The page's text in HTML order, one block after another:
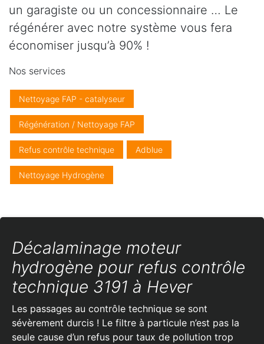
un garagiste ou un concessionnaire … Le
régénérer avec notre système vous fera
économiser jusqu’à 90% !
Nos services
Nettoyage FAP - catalyseur
Régénération / Nettoyage FAP
Refus contrôle technique Adblue
Nettoyage Hydrogène
Décalaminage moteur
hydrogène pour refus contrôle
technique 3191 à Hever
Les passages au contrôle technique se sont
sévèrement durcis ! Le filtre à particule n’est pas la
seule cause d’un refus pour taux de pollution trop